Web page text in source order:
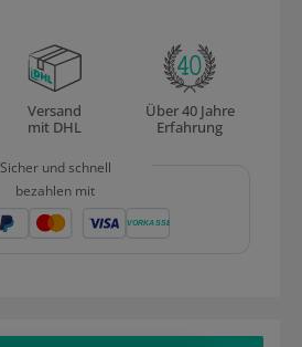
Versand
mit DHL
Über 40 Jahre
Erfahrung
Sicher und schnell
bezahlen mit